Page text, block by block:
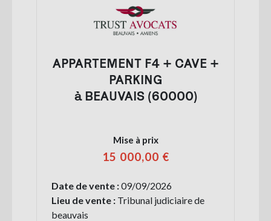
APPARTEMENT F4 + CAVE +
PARKING
à BEAUVAIS (60000)
Mise à prix
15 000,00 €
Date de vente :09/09/2026
Lieu de vente : Tribunal judiciaire de
beauvais